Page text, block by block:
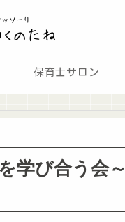
保育士サロン
学び合う会～